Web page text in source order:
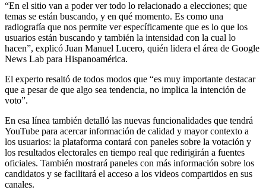
“En el sitio van a poder ver todo lo relacionado a elecciones; que
temas se están buscando, y en qué momento. Es como una
radiografía que nos permite ver específicamente que es lo que los
usuarios están buscando y también la intensidad con la cual lo
hacen”, explicó Juan Manuel Lucero, quién lidera el área de Google
News Lab para Hispanoamérica.
El experto resaltó de todos modos que “es muy importante destacar
que a pesar de que algo sea tendencia, no implica la intención de
voto”.
En esa línea también detalló las nuevas funcionalidades que tendrá
YouTube para acercar información de calidad y mayor contexto a
los usuarios: la plataforma contará con paneles sobre la votación y
los resultados electorales en tiempo real que redirigirán a fuentes
oficiales. También mostrará paneles con más información sobre los
candidatos y se facilitará el acceso a los videos compartidos en sus
canales.